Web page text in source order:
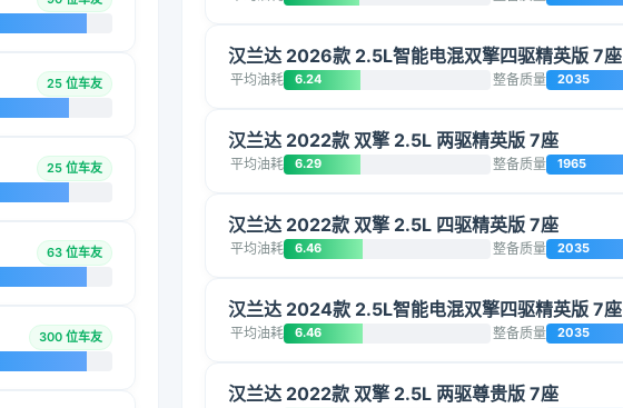
25 位车友
25 位车友
63 位车友
300 位车友
汉兰达 2026款 2.5L智能电混双擎四驱精英版 7座
平均油耗 6.24 整备质量 2035
汉兰达 2022款 双擎 2.5L 两驱精英版 7座
平均油耗 6.29 整备质量 1965
汉兰达 2022款 双擎 2.5L 四驱精英版 7座
平均油耗 6.46 整备质量 2035
汉兰达 2024款 2.5L智能电混双擎四驱精英版 7座
平均油耗 6.46 整备质量 2035
汉兰达 2022款 双擎 2.5L 两驱尊贵版 7座